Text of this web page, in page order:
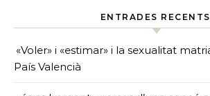
ENTRADES RECENTS
«Voler» i «estimar» i la sexualitat
País Valencià